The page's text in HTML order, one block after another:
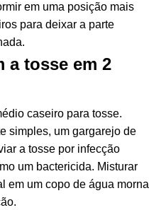
em uma posição mais
para deixar a parte
a tosse em 2
caseiro para tosse.
simples, um gargarejo de
a tosse por infecção
um bactericida. Misturar
em um copo de água morna